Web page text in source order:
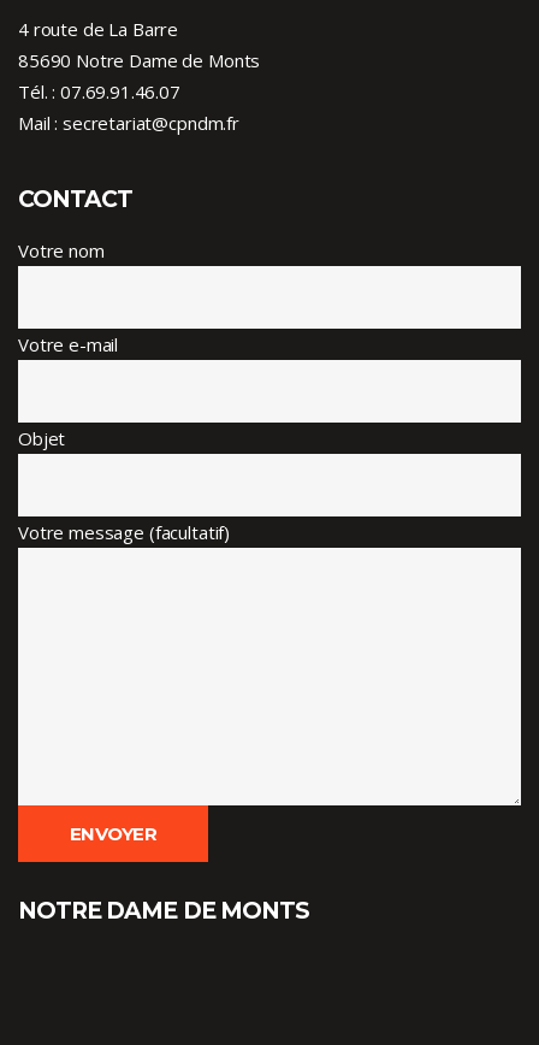
4 route de La Barre
85690 Notre Dame de Monts
Tél. : 07.69.91.46.07
Mail : secretariat@cpndm.fr
CONTACT
Votre nom
Votre e-mail
Objet
Votre message (facultatif)
NOTRE DAME DE MONTS